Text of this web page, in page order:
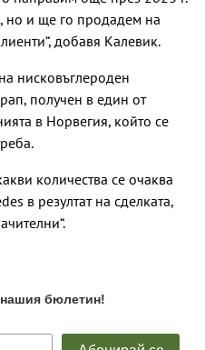
но и ще го продадем на
добавя Калевик.
нисковъглероден
получен в един от
в Норвегия, който се
количества се очаква
в резултат на сделката,